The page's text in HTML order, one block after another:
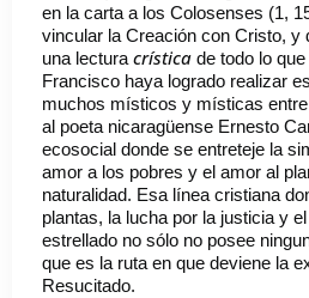
en la carta a los Colosenses (1,
vincular la Creación con Cristo, y
una lectura crística de todo lo
Francisco haya logrado realizar
muchos místicos y místicas
al poeta nicaragüense Ernesto
ecosocial donde se entreteje la
amor a los pobres y el amor al
naturalidad. Esa línea cristiana
plantas, la lucha por la justicia y
estrellado no sólo no posee
que es la ruta en que deviene la
Resucitado.